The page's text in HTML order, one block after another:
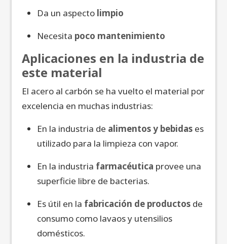
Da un aspecto limpio
Necesita poco mantenimiento
Aplicaciones en la industria de
este material
El acero al carbón se ha vuelto el material por
excelencia en muchas industrias:
En la industria de alimentos y bebidas es
utilizado para la limpieza con vapor.
En la industria farmacéutica provee una
superficie libre de bacterias.
Es útil en la fabricación de productos de
consumo como lavaos y utensilios
domésticos.